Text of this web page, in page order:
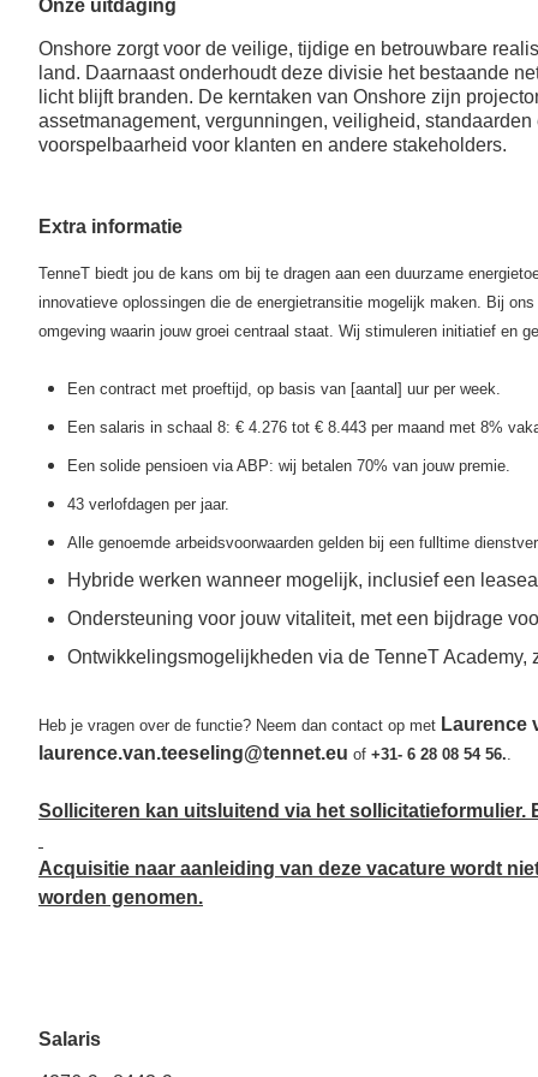
waarin je afwisselt
tussen thuis of remote
werken en werken op
TenneT locatie;
Ouderschapsverlof
(met na 1 jaar in dienst
Tijdelijk meer of
doorwerken na je
pensioendatum;
Mogelijkheid voor
Thuiswerkvergoeding.
Naast 8%
vakantietoeslag een 6%
eindejaarsuitkering;
Vergoeding woon-
werkverkeer of een
(middelloonregeling /
ABP);
Opties voor
Onze uitdaging
Onshore zorgt voor de veilige, tijdige en betrouwbare
land. Daarnaast onderhoudt deze divisie het bestaande
licht blijft branden. De kerntaken van Onshore zijn
assetmanagement, vergunningen, veiligheid,
voorspelbaarheid voor klanten en andere stakeholders.
Extra informatie
TenneT biedt jou de kans om bij te dragen aan een duurzame
innovatieve oplossingen die de energietransitie mogelijk maken. Bij
omgeving waarin jouw groei centraal staat. Wij stimuleren initiatief en
Een contract met proeftijd, op basis van [aantal] uur per week.
Een salaris in schaal 8: € 4.276 tot € 8.443 per maand met 8%
Een solide pensioen via ABP: wij betalen 70% van jouw premie.
43 verlofdagen per jaar.
Alle genoemde arbeidsvoorwaarden gelden bij een fulltime
Hybride werken wanneer mogelijk, inclusief een
Ondersteuning voor jouw vitaliteit, met een bijdrage
Ontwikkelingsmogelijkheden via de TenneT
Heb je vragen over de functie? Neem dan contact op met Laurence
laurence.van.teeseling@tennet.eu of +31- 6 28 08 54 56..
Solliciteren kan uitsluitend via het sollicitatieformulier.
Acquisitie naar aanleiding van deze vacature wordt
worden genomen.
Salaris